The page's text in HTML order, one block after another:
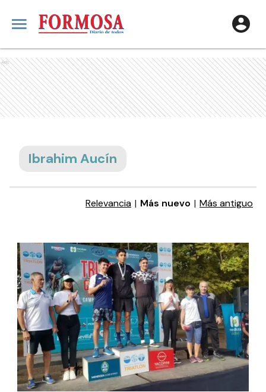
Ads
Ibrahim Aucín
Relevancia | Más nuevo | Más antiguo